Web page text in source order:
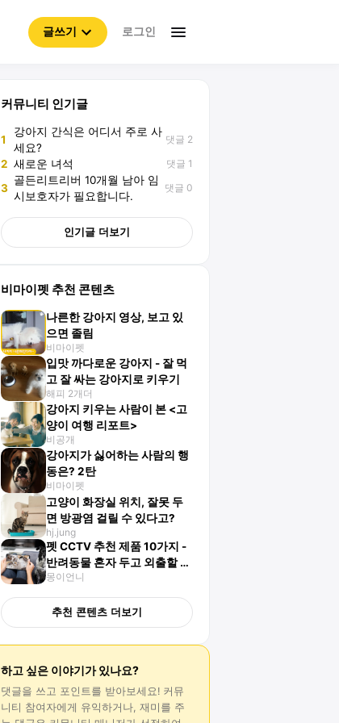
글쓰기 로그인
커뮤니티 인기글
1
강아지 간식은 어디서 주로 사
세요?
댓글 2
2 새로운 녀석 댓글 1
3
골든리트리버 10개월 남아 임
시보호자가 필요합니다.
댓글 0
인기글 더보기
비마이펫 추천 콘텐츠
나른한 강아지 영상, 보고 있
으면 졸림
비마이펫
입맛 까다로운 강아지 - 잘 먹
고 잘 싸는 강아지로 키우기
해피 2개더
강아지 키우는 사람이 본 <고
양이 여행 리포트>
비공개
강아지가 싫어하는 사람의 행
동은? 2탄
비마이펫
고양이 화장실 위치, 잘못 두
면 방광염 걸릴 수 있다고?
hj.jung
펫 CCTV 추천 제품 10가지 -
반려동물 혼자 두고 외출할 때
유용해요
몽이언니
추천 콘텐츠 더보기
하고 싶은 이야기가 있나요?
댓글을 쓰고 포인트를 받아보세요! 커뮤
니티 참여자에게 유익하거나, 재미를 주